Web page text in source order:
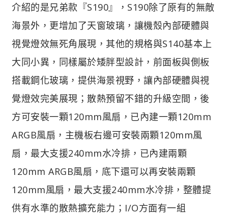
介紹的是兄弟款『S190』，S190除了原有的無敵
海景外，更增加了天窗玻璃，讓機殼內部硬體與
視覺燈效無死角展現，其他的規格與S140基本上
大同小異，同樣屬於矮胖型設計，前面板與側板
搭載鋼化玻璃，提供海景視野，讓內部硬體與視
覺燈效完美展現；散熱預留不錯的升級空間，後
方可安裝一顆120mm風扇，已內建一顆120mm
ARGB風扇，主機板右邊可安裝兩顆120mm風
扇，最大支援240mm水冷排，已內建兩顆
120mm ARGB風扇，底下還可以再安裝兩顆
120mm風扇，最大支援240mm水冷排，整體提
供有水準的散熱擴充能力；I/O方面有一組